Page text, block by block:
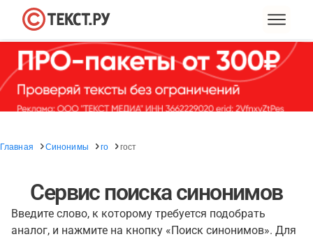
Главная Синонимы го гост
Сервис поиска синонимов
Введите слово, к которому требуется подобрать
аналог, и нажмите на кнопку «Поиск синонимов». Для